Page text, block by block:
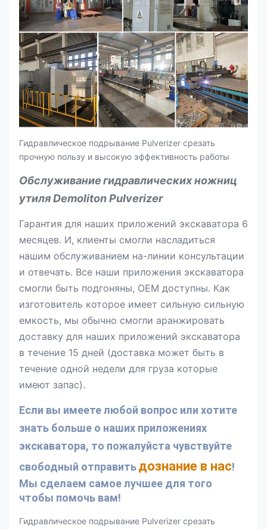
Гидравлическое подрывание Pulverizer срезать
прочную пользу и высокую эффективность работы
Обслуживаниегидравлических ножниц
утиля Demoliton Pulverizer
Гарантия для наших приложений экскаватора 6
месяцев. И, клиенты смогли насладиться
нашим обслуживанием на-линии консультации
и отвечать. Все наши приложения экскаватора
смогли быть подгоняны, OEM доступны. Как
изготовитель которое имеет сильную сильную
емкость, мы обычно смогли аранжировать
доставку для наших приложений экскаватора
в течение 15 дней (доставка может быть в
течение одной недели для груза которые
имеют запас).
Если вы имеете любой вопрос или хотите
знать больше о наших приложениях
экскаватора, то пожалуйста чувствуйте
свободный отправитьдознание в нас!
Мы сделаем самое лучшее для того
чтобы помочь вам!
Гидравлическое подрывание Pulverizer срезать